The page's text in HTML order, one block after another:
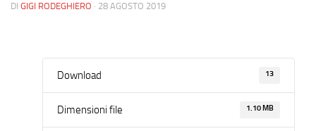
DI GIGI RODEGHIERO · 28 AGOSTO 2019
Download 13
Dimensioni file 1.10 MB